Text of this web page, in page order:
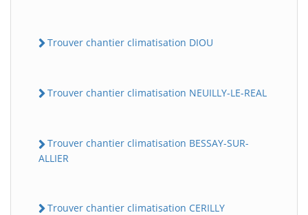
Trouver chantier climatisation DIOU
Trouver chantier climatisation NEUILLY-LE-REAL
Trouver chantier climatisation BESSAY-SUR-
ALLIER
Trouver chantier climatisation CERILLY